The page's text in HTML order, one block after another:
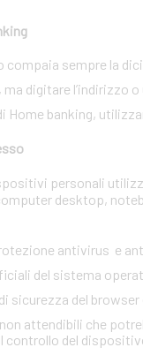
compaia sempre la
digitare l’indirizzo
Home banking,
personali
desktop,
antivirus e
del sistema
sicurezza del
attendibili che
controllo del